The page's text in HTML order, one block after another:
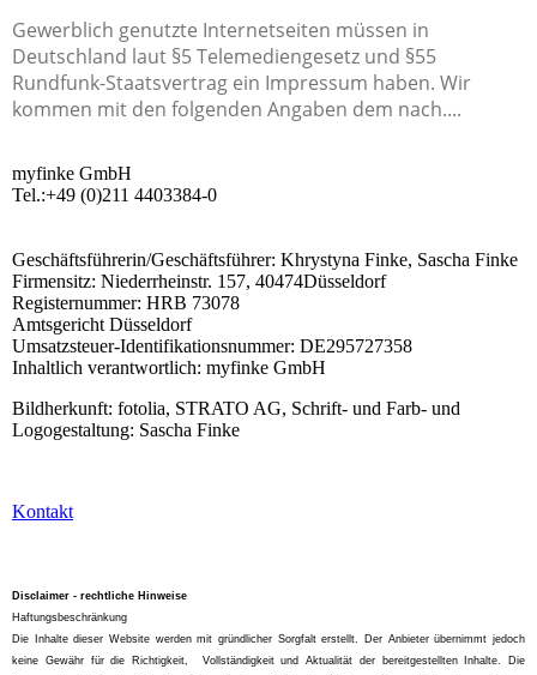
Gewerblich genutzte Internetseiten müssen in
Deutschland laut §5 Telemediengesetz und §55
Rundfunk-Staatsvertrag ein Impressum haben. Wir
kommen mit den folgenden Angaben dem nach....
myfinke GmbH
Tel.:+49 (0)211 4403384-0
Geschäftsführerin/Geschäftsführer: Khrystyna Finke, Sascha Finke
Firmensitz: Niederrheinstr. 157, 40474Düsseldorf
Registernummer: HRB 73078
Amtsgericht Düsseldorf
Umsatzsteuer-Identifikationsnummer: DE295727358
Inhaltlich verantwortlich: myfinke GmbH
Bildherkunft: fotolia, STRATO AG, Schrift- und Farb- und
Logogestaltung: Sascha Finke
Kontakt
Disclaimer - rechtliche Hinweise
Haftungsbeschränkung
Die Inhalte dieser Website werden mit gründlicher Sorgfalt erstellt. Der Anbieter übernimmt jedoch
keine Gewähr für die Richtigkeit, Vollständigkeit und Aktualität der bereitgestellten Inhalte. Die